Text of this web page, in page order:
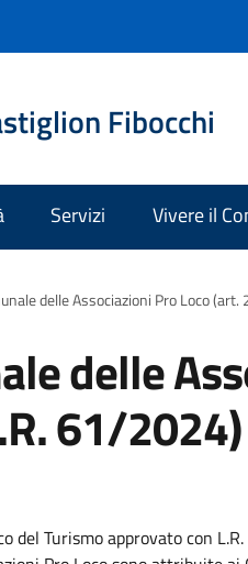
Fibocchi
Servizi Vivere il
delle Associazioni Pro Loco
delle
61/2024)
del Turismo approvato con